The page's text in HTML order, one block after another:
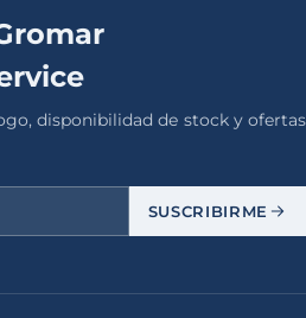
disponibilidad de stock y ofertas
SUSCRIBIRME